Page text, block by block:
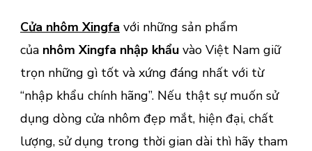
Cửa nhôm Xingfa với những sản phẩm
của nhôm Xingfa nhập khẩu vào Việt Nam giữ
trọn những gì tốt và xứng đáng nhất với từ
“nhập khẩu chính hãng”. Nếu thật sự muốn sử
dụng dòng cửa nhôm đẹp mắt, hiện đại, chất
lượng, sử dụng trong thời gian dài thì hãy tham